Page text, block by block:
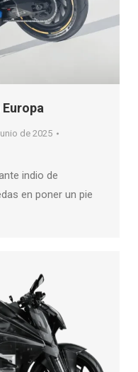
de 2025
indio de
en poner un pie